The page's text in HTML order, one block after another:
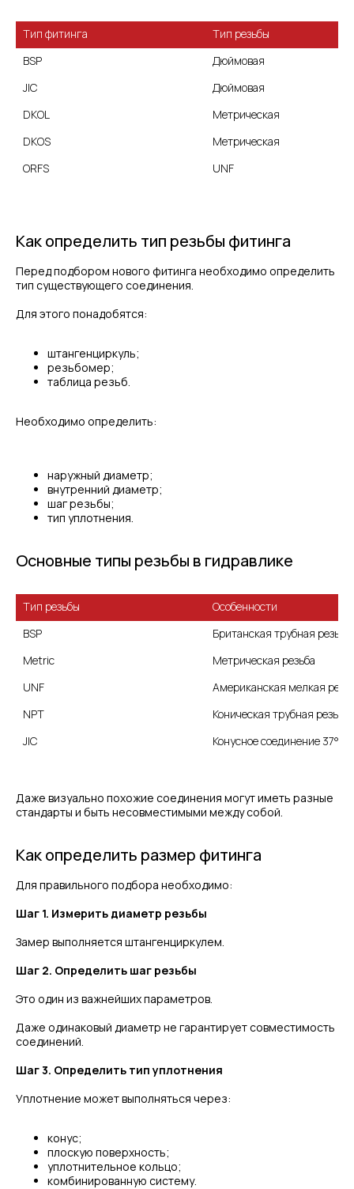
Тип фитинга
Тип резьбы
BSP
Дюймовая
JIC
Дюймовая
DKOL
Метрическая
Метрическая
UNF
Как определить тип резьбы фитинга
Перед подбором нового фитинга необходимо определить
тип существующего соединения.
Для этого понадобятся:
штангенциркуль;
резьбомер;
таблица резьб.
Необходимо определить:
наружный диаметр;
внутренний диаметр;
шаг резьбы;
тип уплотнения.
Основные типы резьбы в гидравлике
Тип резьбы
Особенности
BSP
Британская трубная резьба
Metric
Метрическая резьба
UNF
Американская мелкая
Коническая трубная резьба
Конусное соединение 37°
Даже визуально похожие соединения могут иметь разные
стандарты и быть несовместимыми между собой.
Как определить размер фитинга
Для правильного подбора необходимо:
Шаг 1. Измерить диаметр резьбы
Замер выполняется штангенциркулем.
Шаг 2. Определить шаг резьбы
Это один из важнейших параметров.
Даже одинаковый диаметр не гарантирует совместимость
соединений.
Шаг 3. Определить тип уплотнения
Уплотнение может выполняться через:
конус;
плоскую поверхность;
уплотнительное кольцо;
комбинированную систему.